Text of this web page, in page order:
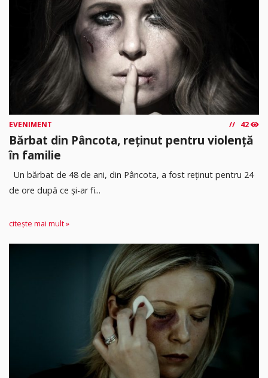
EVENIMENT 42
Bărbat din Pâncota, reținut pentru violență
în familie
Un bărbat de 48 de ani, din Pâncota, a fost reținut pentru 24
de ore după ce și-ar fi...
citește mai mult »